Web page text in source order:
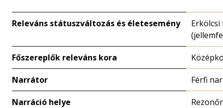
Releváns státuszváltozás és életesemény
Erkölcsi
Főszereplők releváns kora
Narrátor Férfi
Narráció helye Rezonőr